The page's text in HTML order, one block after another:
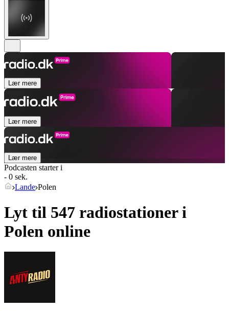
Lær mere
Lær mere
Lær mere
Podcasten starter i
- 0 sek.
Lande Polen
Lyt til 547 radiostationer i
Polen online